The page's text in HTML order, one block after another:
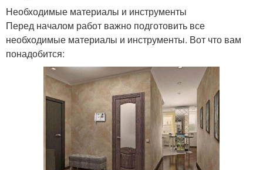
Необходимые материалы и инструменты
Перед началом работ важно подготовить все
необходимые материалы и инструменты. Вот что вам
понадобится: